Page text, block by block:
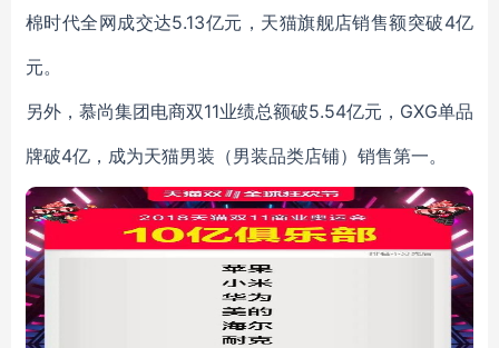
棉时代全网成交达5.13亿元，天猫旗舰店销售额突破4亿
元。
另外，慕尚集团电商双11业绩总额破5.54亿元，GXG单品
牌破4亿，成为天猫男装（男装品类店铺）销售第一。